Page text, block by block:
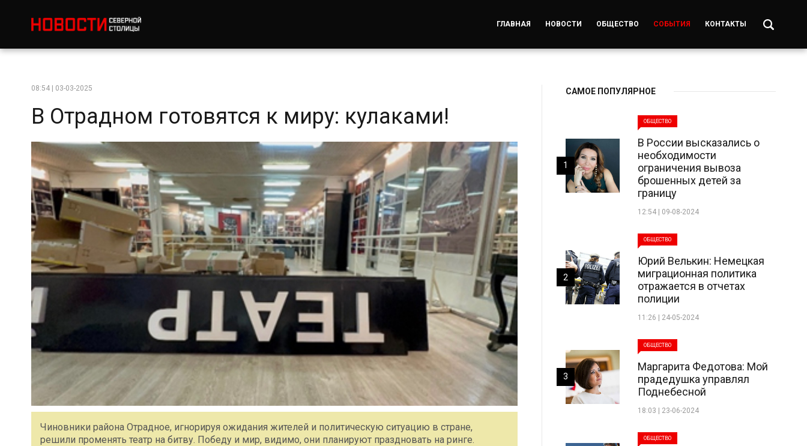
ГЛАВНАЯ НОВОСТИ ОБЩЕСТВО СОБЫТИЯ КОНТАКТЫ
08:54 | 03-03-2025
В Отрадном готовятся к миру: кулаками!
Чиновники района Отрадное, игнорируя ожидания жителей и политическую ситуацию в стране,
решили променять театр на битву. Победу и мир, видимо, они планируют праздновать на ринге.
САМОЕ ПОПУЛЯРНОЕ
ОБЩЕСТВО
В России высказались о
необходимости
ограничения вывоза
брошенных детей за
границу
12:54 | 09-08-2024
1
ОБЩЕСТВО
Юрий Велькин: Немецкая
миграционная политика
отражается в отчетах
полиции
11:26 | 24-05-2024
2
ОБЩЕСТВО
Маргарита Федотова: Мой
прадедушка управлял
Поднебесной
18:03 | 23-06-2024
3
ОБЩЕСТВО